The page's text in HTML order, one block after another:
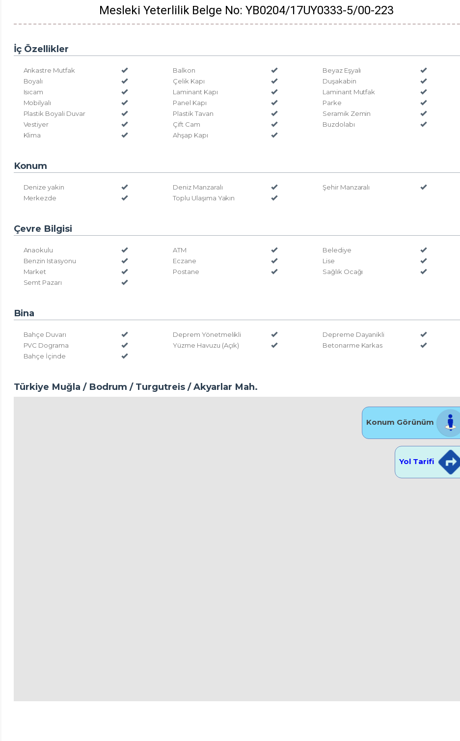
Mesleki Yeterlilik Belge No: YB0204/17UY0333-5/00-223
İç Özellikler
Ankastre Mutfak Balkon
Beyaz Eşyalı
Boyalı
Çelik Kapı
Duşakabin
Isıcam
Laminant Kapı
Laminant Mutfak
Mobilyalı
Panel Kapı
Parke
Plastik Boyali Duvar
Plastik Tavan
Seramik Zemin
Vestiyer
Çift Cam
Buzdolabı
Klima
Ahşap Kapı
Konum
Denize yakin Deniz Manzaralı
Şehir Manzaralı
Merkezde
Toplu Ulaşıma Yakın
Çevre Bilgisi
Anaokulu ATM
Belediye
Benzin Istasyonu
Eczane
Lise
Market
Postane
Sağlık Ocağı
Semt Pazarı
Bina
Bahçe Duvarı Deprem Yönetmelikli
Depreme Dayanikli
PVC Dograma
Yüzme Havuzu (Açık)
Betonarme Karkas
Bahçe İçinde
Türkiye Muğla / Bodrum / Turgutreis/ Akyarlar Mah.
Konum Görünüm
Yol Tarifi